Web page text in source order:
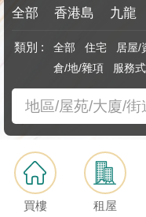
樓/
交
業
主
盤
宅
谷
全部 香港島 九龍
類別 : 全部 住宅 居屋/
倉/地/雜項
服務
買樓 租屋